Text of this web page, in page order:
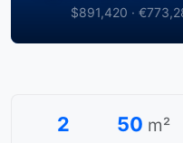
$891,420 ·
2 50 m²